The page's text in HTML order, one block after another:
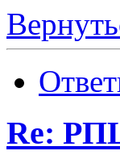
Re: